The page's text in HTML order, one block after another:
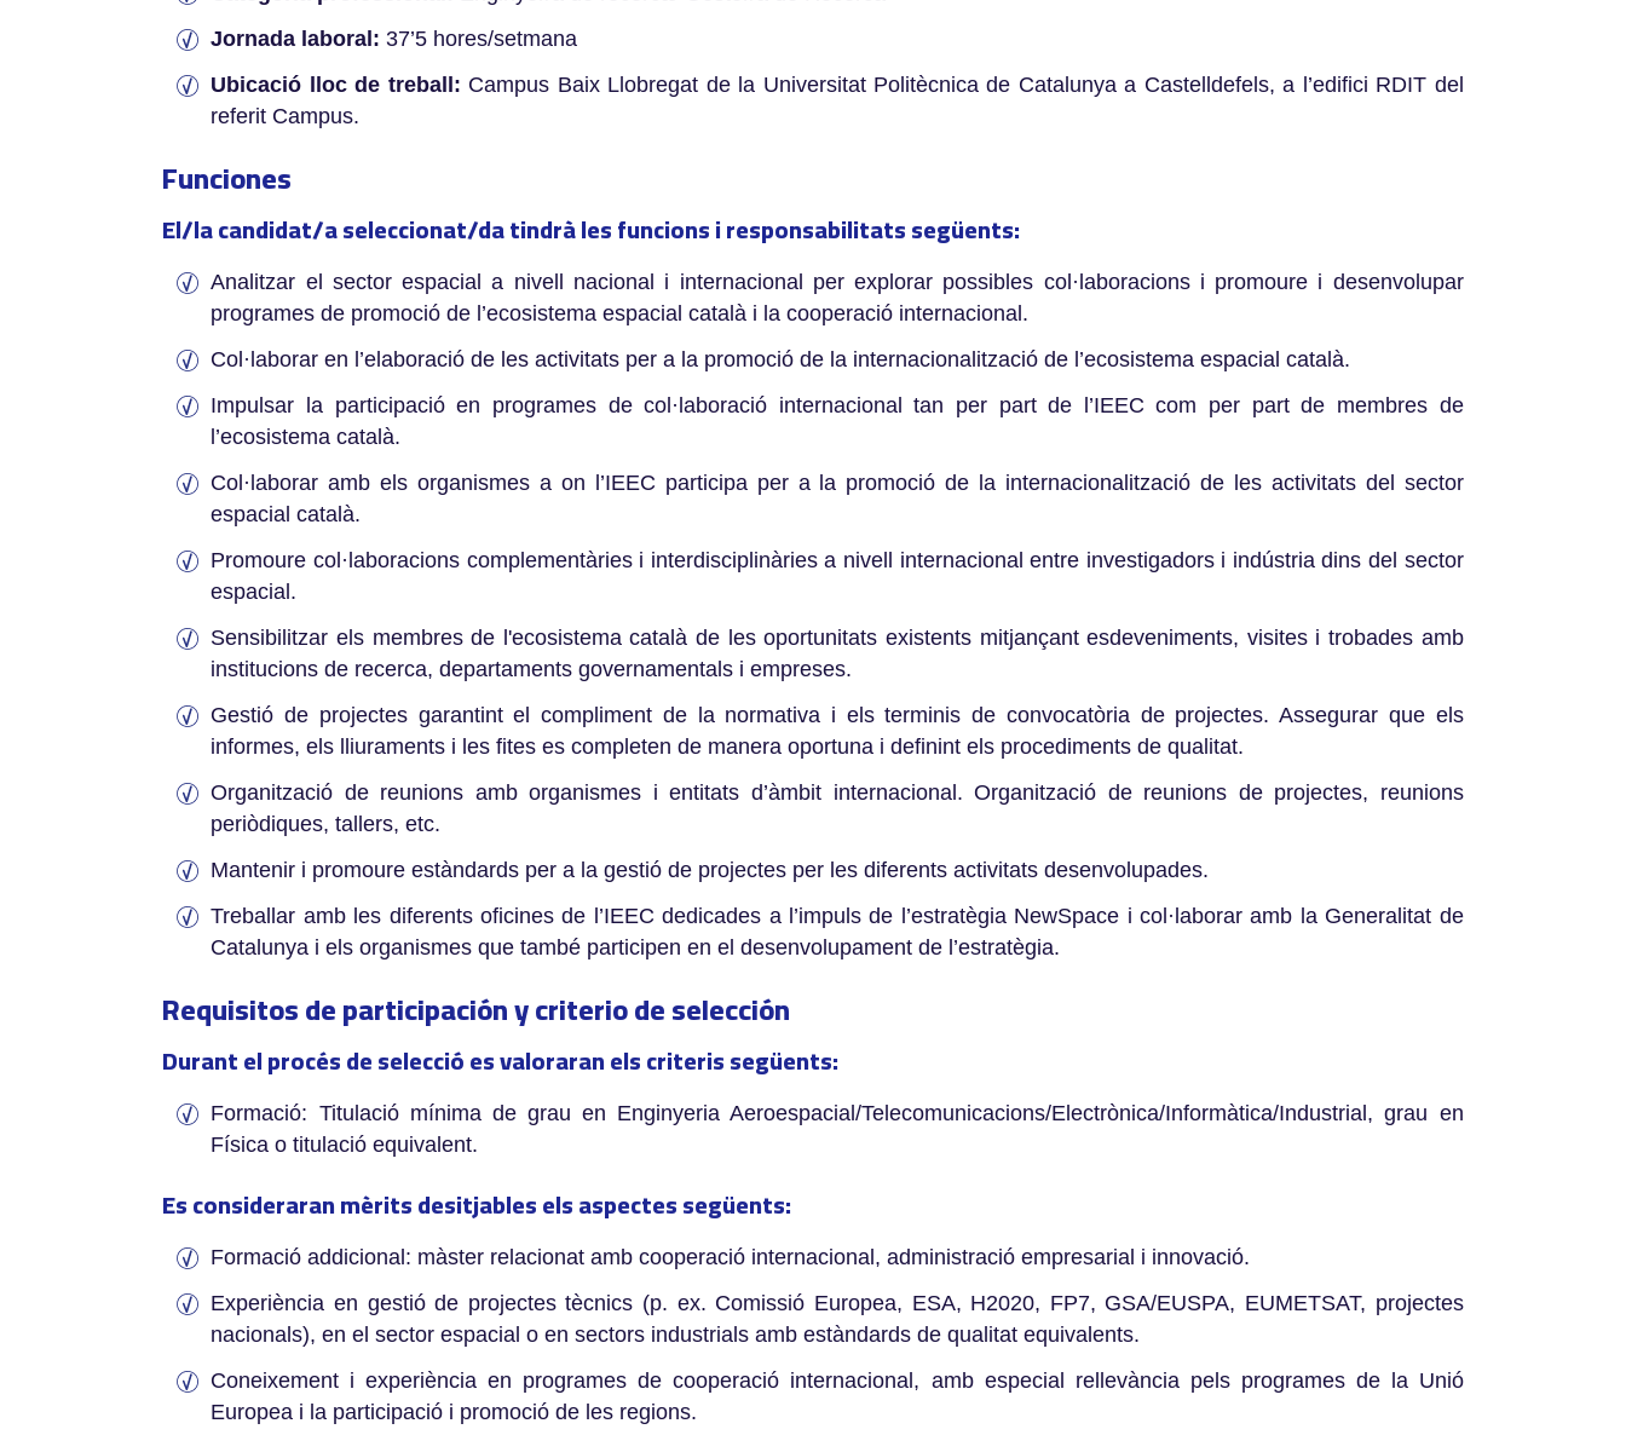
Jornada laboral: 37’5 hores/setmana
Ubicació lloc de treball: Campus Baix Llobregat de la Universitat Politècnica de Catalunya a Castelldefels, a l’edifici RDIT del
referit Campus.
Funciones
El/la candidat/a seleccionat/da tindrà les funcions i responsabilitats següents:
Analitzar el sector espacial a nivell nacional i internacional per explorar possibles col·laboracions i promoure i desenvolupar
programes de promoció de l’ecosistema espacial català i la cooperació internacional.
Col·laborar en l’elaboració de les activitats per a la promoció de la internacionalització de l’ecosistema espacial català.
Impulsar la participació en programes de col·laboració internacional tan per part de l’IEEC com per part de membres de
l’ecosistema català.
Col·laborar amb els organismes a on l’IEEC participa per a la promoció de la internacionalització de les activitats del sector
espacial català.
Promoure col·laboracions complementàries i interdisciplinàries a nivell internacional entre investigadors i indústria dins del sector
espacial.
Sensibilitzar els membres de l'ecosistema català de les oportunitats existents mitjançant esdeveniments, visites i trobades amb
institucions de recerca, departaments governamentals i empreses.
Gestió de projectes garantint el compliment de la normativa i els terminis de convocatòria de projectes. Assegurar que els
informes, els lliuraments i les fites es completen de manera oportuna i definint els procediments de qualitat.
Organització de reunions amb organismes i entitats d’àmbit internacional. Organització de reunions de projectes, reunions
periòdiques, tallers, etc.
Mantenir i promoure estàndards per a la gestió de projectes per les diferents activitats desenvolupades.
Treballar amb les diferents oficines de l’IEEC dedicades a l’impuls de l’estratègia NewSpace i col·laborar amb la Generalitat de
Catalunya i els organismes que també participen en el desenvolupament de l’estratègia.
Requisitos de participación y criterio de selección
Durant el procés de selecció es valoraran els criteris següents:
Formació: ­Titulació mínima de grau en Enginyeria Aeroespacial/Telecomunicacions/Electrònica/Informàtica/Industrial, grau en
Física o titulació equivalent.
Es consideraran mèrits desitjables els aspectes següents:
Formació addicional: màster relacionat amb cooperació internacional, administració empresarial i innovació.
Experiència en gestió de projectes tècnics (p. ex. Comissió Europea, ESA, H2020, FP7, GSA/EUSPA, EUMETSAT, projectes
nacionals), en el sector espacial o en sectors industrials amb estàndards de qualitat equivalents.
Coneixement i experiència en programes de cooperació internacional, amb especial rellevància pels programes de la Unió
Europea i la participació i promoció de les regions.